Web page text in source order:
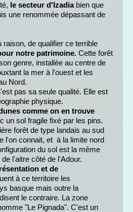
le secteur d'Izadiabien que
une renommée dépassant de
raison, de qualifier ce terrible
notre patrimoine. Cette forêt
genre, installée au centre de
la mer à l'ouest et les
Nord.
pas sa seule qualité. Elle est
physique.
comme on en trouve
un sol fragile fixé par les pins.
forêt de type landais au sud
l'on connait, et à la limite nord
du sol est la même
l'aitre côté de l'Adour.
et de
à ce territoire les
basque mais outre la
le contraire. La zone
"Le Pignada". C'est un